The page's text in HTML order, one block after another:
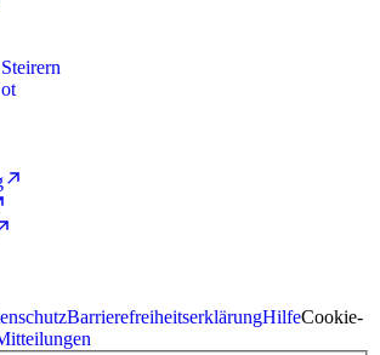
BarrierefreiheitserklärungHilfeCookie-